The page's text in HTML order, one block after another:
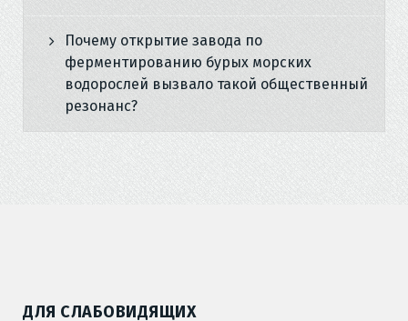
Почему открытие завода по
ферментированию бурых морских
водорослей вызвало такой общественный
резонанс?
ДЛЯ СЛАБОВИДЯЩИХ